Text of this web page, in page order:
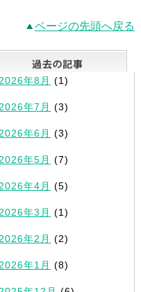
ページの先頭へ戻る
記事一覧
2026年8月 (1)
2026年7月 (3)
2026年6月 (3)
2026年5月 (7)
2026年4月 (5)
2026年3月 (1)
2026年2月 (2)
2026年1月 (8)